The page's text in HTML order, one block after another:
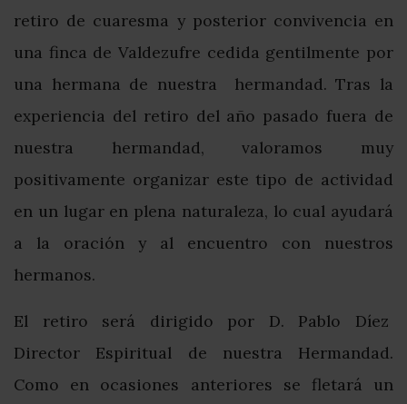
retiro de cuaresma y posterior convivencia en
una finca de Valdezufre cedida gentilmente por
una hermana de nuestra hermandad. Tras la
experiencia del retiro del año pasado fuera de
nuestra hermandad, valoramos muy
positivamente organizar este tipo de actividad
en un lugar en plena naturaleza, lo cual ayudará
a la oración y al encuentro con nuestros
hermanos.
El retiro será dirigido por D. Pablo Díez
Director Espiritual de nuestra Hermandad.
Como en ocasiones anteriores se fletará un